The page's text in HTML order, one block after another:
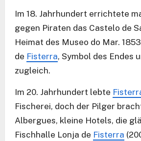
Im 18. Jahrhundert errichtete
gegen Piraten das Castelo de
Heimat des Museo do Mar.
de Fisterra, Symbol des Endes
zugleich.
Im 20. Jahrhundert lebte
Fischerei, doch der Pilger
Albergues, kleine Hotels, die
Fischhalle Lonja de Fisterra